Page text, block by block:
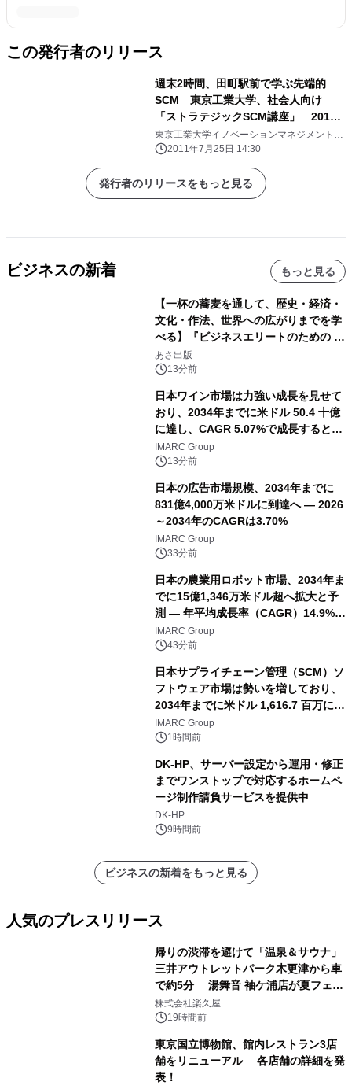
この発行者のリリース
週末2時間、田町駅前で学ぶ先端的
SCM 東京工業大学、社会人向け
「ストラテジックSCM講座」 2011
年度秋期(第4期)受講生の募集を開始
東京工業大学イノベーションマネジメント研
究科 キャリアアップMOT(CUMOT) サプ
2011年7月25日 14:30
発行者のリリースをもっと見る
ビジネスの新着 もっと見る
【一杯の蕎麦を通して、歴史・経済・
文化・作法、世界への広がりまでを学
べる】『ビジネスエリートのための 教
養としての蕎麦』2026年8月25日
（火）発売
あさ出版
13分前
日本ワイン市場は力強い成長を見せて
おり、2034年までに米ドル 50.4 十億
に達し、CAGR 5.07%で成長すると予
測IMARC Group
13分前
日本の広告市場規模、2034年までに
831億4,000万米ドルに到達へ ― 2026
～2034年のCAGRは3.70%
IMARC Group
33分前
日本の農業用ロボット市場、2034年ま
でに15億1,346万米ドル超へ拡大と予
測 ― 年平均成長率（CAGR）14.9%を
記録
IMARC Group
43分前
日本サプライチェーン管理（SCM）ソ
フトウェア市場は勢いを増しており、
2034年までに米ドル 1,616.7 百万に達
し、CAGR 3.42%で成長すると予測
IMARC Group
1時間前
DK-HP、サーバー設定から運用・修正
までワンストップで対応するホームペ
ージ制作請負サービスを提供中
DK-HP
9時間前
ビジネスの新着をもっと見る
人気のプレスリリース
帰りの渋滞を避けて「温泉＆サウナ」
三井アウトレットパーク木更津から車
で約5分 湯舞音 袖ケ浦店が夏フェア
メニューを提供
株式会社楽久屋
19時間前
東京国立博物館、館内レストラン3店
舗をリニューアル 各店舗の詳細を発
表！